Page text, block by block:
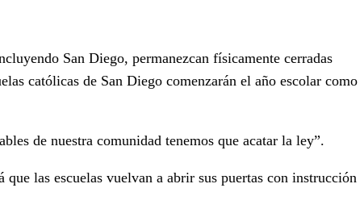
San Diego, permanezcan físicamente cerradas
católicas de San Diego comenzarán el año escolar como
de nuestra comunidad tenemos que acatar la ley”.
las escuelas vuelvan a abrir sus puertas con instrucción